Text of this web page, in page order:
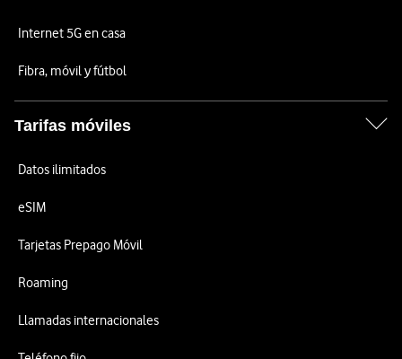
Internet 5G en casa
Fibra, móvil y fútbol
Tarifas móviles
Datos ilimitados
eSIM
Tarjetas Prepago Móvil
Roaming
Llamadas internacionales